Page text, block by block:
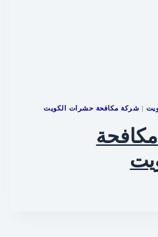
شركة مكافحة حشرات الكويت